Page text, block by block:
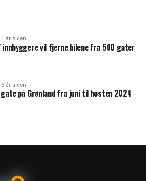
1 år siden
innbyggere vil fjerne bilene fra 500 gater
3 år siden
på Grønland fra juni til høsten 2024